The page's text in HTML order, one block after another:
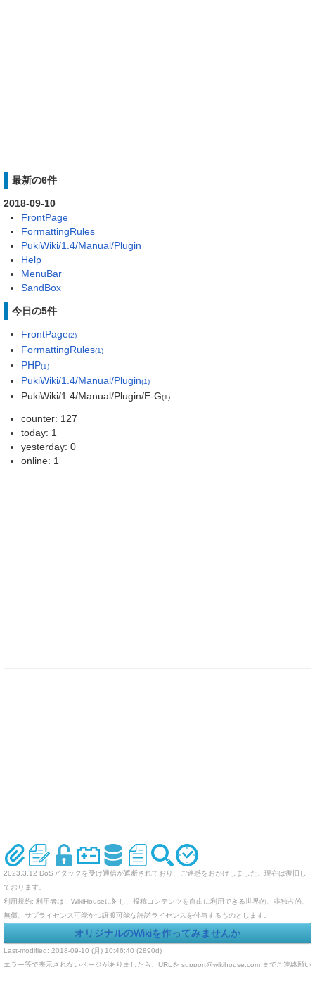
最新の6件
2018-09-10
FrontPage
FormattingRules
PukiWiki/1.4/Manual/Plugin
Help
MenuBar
SandBox
今日の5件
FrontPage(2)
FormattingRules(1)
PHP(1)
PukiWiki/1.4/Manual/Plugin(1)
PukiWiki/1.4/Manual/Plugin/E-G(1)
counter: 127
today: 1
yesterday: 0
online: 1
2023.3.12 DoSアタックを受け通信が遮断されており、ご迷惑をおかけしました。現在は復旧し
ております。
利用規約: 利用者は、WikiHouseに対し、投稿コンテンツを自由に利用できる世界的、非独占的、
無償、サブライセンス可能かつ譲渡可能な許諾ライセンスを付与するものとします。
オリジナルのWikiを作ってみませんか
Last-modified: 2018-09-10 (月) 10:46:40 (2890d)
エラー等で表示されないページがありましたら、URLを support@wikihouse.com までご連絡願い